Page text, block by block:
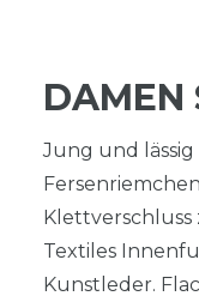
DAMEN
Jung und
Textiles
Kunstleder.